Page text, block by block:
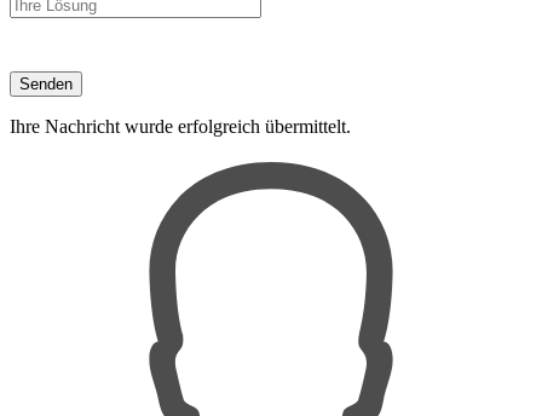
Ihre Nachricht wurde erfolgreich übermittelt.